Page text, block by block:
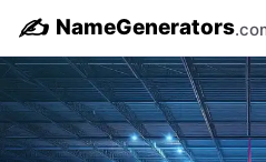
✍️ NameGenerators